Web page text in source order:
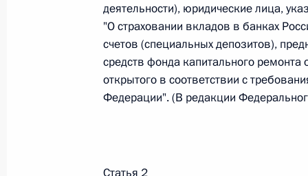
Федеральный закон от
О внесении изменения в статью 2
и добровольчестве (волонтерстве)»
26 июля 2026 года
деятельности), юридические лица,
"О страховании вкладов в банках
счетов (специальных депозитов),
средств фонда капитального
открытого в соответствии с
Федерации". (В редакции